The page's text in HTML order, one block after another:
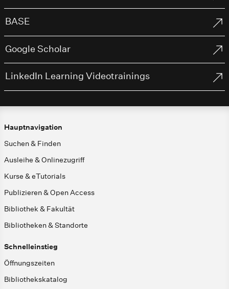
BASE
Google Scholar
LinkedIn Learning Videotrainings
Hauptnavigation
Suchen & Finden
Ausleihe & Onlinezugriff
Kurse & eTutorials
Publizieren & Open Access
Bibliothek & Fakultät
Bibliotheken & Standorte
Schnelleinstieg
Öffnungszeiten
Bibliothekskatalog